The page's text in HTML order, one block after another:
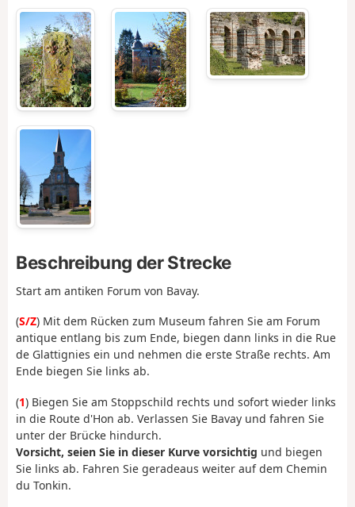
Beschreibung der Strecke
Start am antiken Forum von Bavay.
(S/Z) Mit dem Rücken zum Museum fahren Sie am Forum
antique entlang bis zum Ende, biegen dann links in die Rue
de Glattignies ein und nehmen die erste Straße rechts. Am
Ende biegen Sie links ab.
(1) Biegen Sie am Stoppschild rechts und sofort wieder links
in die Route d'Hon ab. Verlassen Sie Bavay und fahren Sie
unter der Brücke hindurch.
Vorsicht, seien Sie in dieser Kurve vorsichtig und biegen
Sie links ab. Fahren Sie geradeaus weiter auf dem Chemin
du Tonkin.